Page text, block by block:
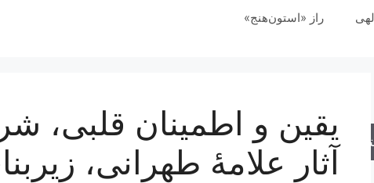
راز «استون‌هنج»
یقین و اطمینان قلبی،
آثار علامۀ طهرانی،